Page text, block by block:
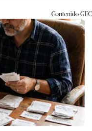
ContenidoGEC